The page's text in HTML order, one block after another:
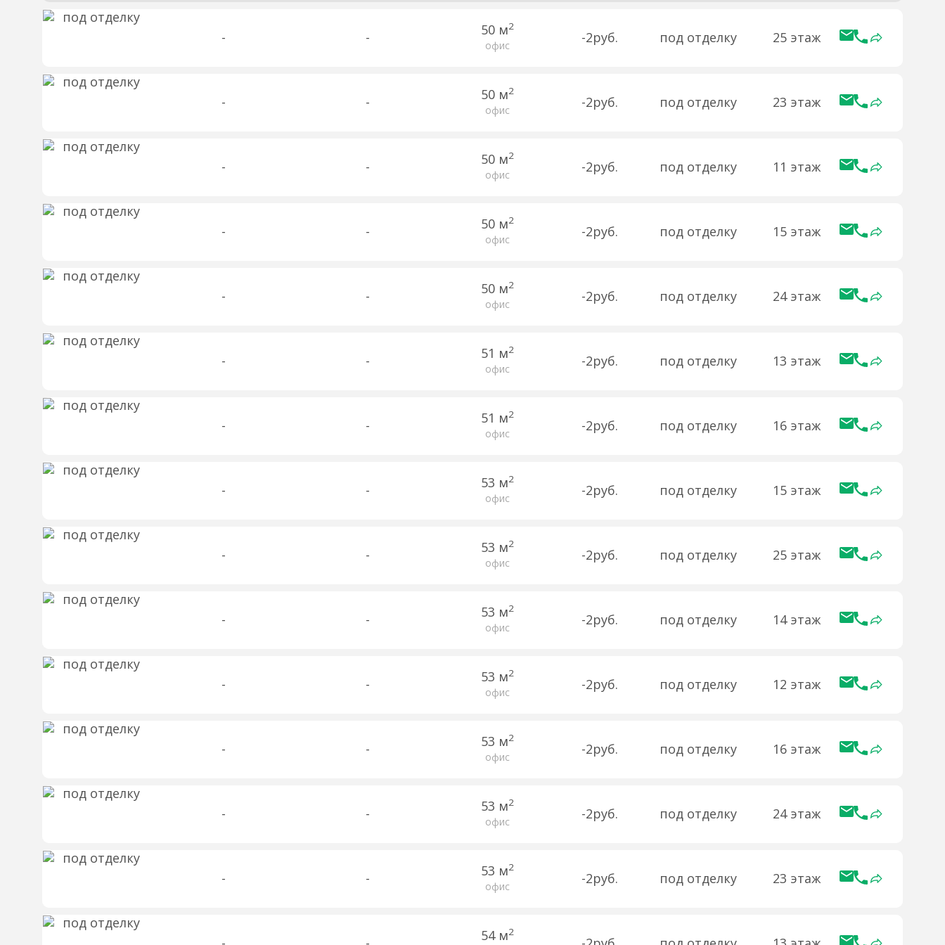
- - 50 м2
офис -2руб. под отделку 25 этаж
- - 50 м2
офис -2руб. под отделку 23 этаж
- - 50 м2
офис -2руб. под отделку 11 этаж
- - 50 м2
офис -2руб. под отделку 15 этаж
- - 50 м2
офис -2руб. под отделку 24 этаж
- - 51 м2
офис -2руб. под отделку 13 этаж
- - 51 м2
офис -2руб. под отделку 16 этаж
- - 53 м2
офис -2руб. под отделку 15 этаж
- - 53 м2
офис -2руб. под отделку 25 этаж
- - 53 м2
офис -2руб. под отделку 14 этаж
- - 53 м2
офис -2руб. под отделку 12 этаж
- - 53 м2
офис -2руб. под отделку 16 этаж
- - 53 м2
офис -2руб. под отделку 24 этаж
- - 53 м2
офис -2руб. под отделку 23 этаж
54 м2